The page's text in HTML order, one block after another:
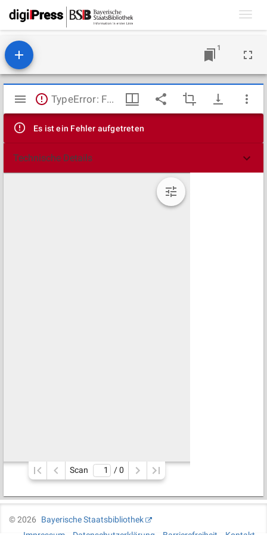
1
Mirador
Viewer
TypeError: Failed to fetch
Es ist ein Fehler aufgetreten
Technische Details
Scan / 0
©2026
Bayerische Staatsbibliothek